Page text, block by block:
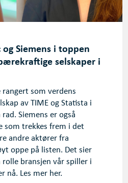
Siemens i toppen
selskaper i
rangert som verdens
av TIME og Statista i
Siemens er også
som trekkes frem i det
andre aktører fra
oppe på listen. Det sier
bransjen vår spiller i
nå. Les mer her.